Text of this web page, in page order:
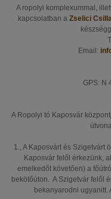
A ropolyi komplexummal,
kapcsolatban a Zselici
Email:
GPS: N
A Ropolyi tó Kaposvár
1., A Kaposvárt és Szigetvárt
Kaposvár felől érkezünk,
emelkedőt követően) a
bekötőúton. A Szigetvár felől
bekanyarodni ugyanitt.